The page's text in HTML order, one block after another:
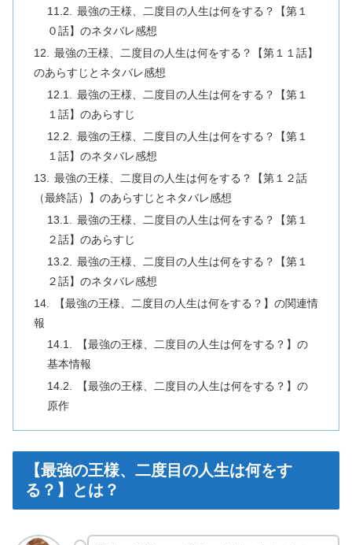
最強の王様、二度目の人生は何をする？【第１
０話】のネタバレ感想
最強の王様、二度目の人生は何をする？【第１１話】
のあらすじとネタバレ感想
最強の王様、二度目の人生は何をする？【第１
１話】のあらすじ
最強の王様、二度目の人生は何をする？【第１
１話】のネタバレ感想
最強の王様、二度目の人生は何をする？【第１２話
（最終話）】のあらすじとネタバレ感想
最強の王様、二度目の人生は何をする？【第１
２話】のあらすじ
最強の王様、二度目の人生は何をする？【第１
２話】のネタバレ感想
【最強の王様、二度目の人生は何をする？】の関連情
報
【最強の王様、二度目の人生は何をする？】の
基本情報
【最強の王様、二度目の人生は何をする？】の
原作
【最強の王様、二度目の人生は何をす
る？】とは？